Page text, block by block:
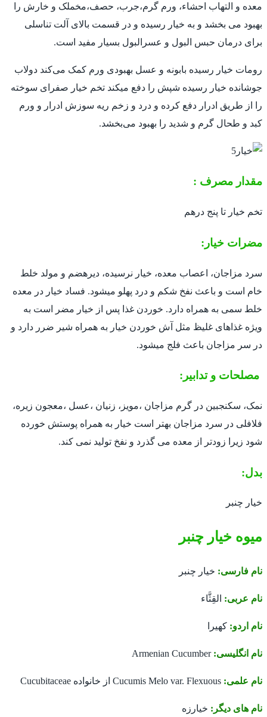
معده و التهاب احشاء، ورم گرم،جرب، حصف،مخملک و خارش را
بهبود می بخشد و به خیار رسیده و در قسمت بالای آلت تناسلی
برای درمان حبس البول و عسرالبول بسیار مفید است.
رومات خیار رسیده بابونه و عسل بهبودی ورم کمک می‌کند دولاب
جوشانده خیار رسیده شپش را دفع میکند تخم خیار صفرای سوخته
را از طریق ادرار دفع کرده و درد و زخم ریه سوزش ادرار و ورم
کبد و طحال گرم و شدید را بهبود می‌بخشد.
مقدار مصرف :
تخم خیار تا پنج درهم
مضرات خیار:
سرد مزاجان، اعصاب معده، خیار نرسیده، دیرهضم و مولد خلط
خام است و باعث نفخ شکم و درد پهلو میشود. فساد خیار در معده
خلط سمی به همراه دارد. خوردن غذا پس از خیار مضر است به
ویژه غذاهای غلیظ مثل آش خوردن خیار به همراه شیر ضرر دارد و
در سر مزاجان باعث فلج میشود.
مصلحات و تدابیر:
نمک، سکنجبین در گرم مزاجان ،مویز، زنیان ،عسل ،معجون زیره،
فلافلی در سرد مزاجان بهتر است خیار به همراه پوستش خورده
شود زیرا زودتر از معده می گذرد و نفخ تولید نمی کند.
بدل:
خیار چنبر
میوه خیار چنبر
نام فارسی: خیار چنبر
نام عربی: القِثَّاء
نام اردو: کهیرا
نام انگلیسی: Armenian Cucumber
نام علمی:
نام های دیگر: خیارزه